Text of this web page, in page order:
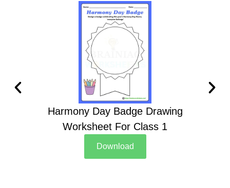
Harmony Day Badge Drawing
Worksheet For Class 1
Download